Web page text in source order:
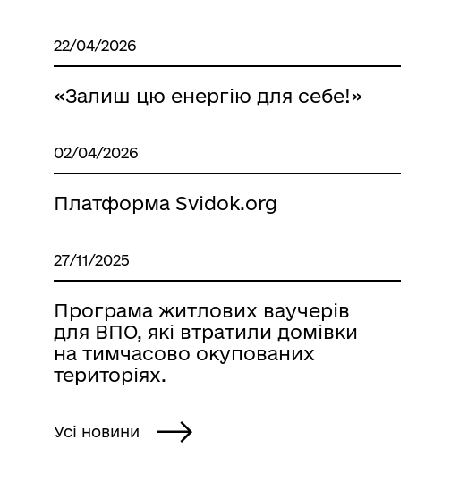
22/04/2026
«Залиш цю енергію для себе!»
02/04/2026
Платформа Svidok.org
27/11/2025
Програма житлових ваучерів
для ВПО, які втратили домівки
на тимчасово окупованих
територіях.
Усі новини